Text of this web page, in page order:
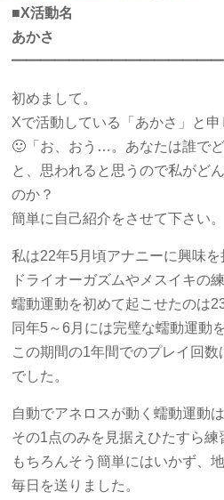
■X活動名
あかさ
初めまして。
Xで活動している「あかさ」と申
🙂「お、おう…。あなたは誰でど
と、思われると思うので私がど
のか？
簡単に自己紹介をさせて下さい。
私は22年5月頃アナニーに興味
ドライオーガズムやメスイキの
蠕動運動を初めて起こせたのは
同年5～6月には完璧な蠕動運動
この期間の1年間でのプレイ回
でした。
自動でアネロスが動く蠕動運動
その1点のみを見据えひたすら練
もちろんそう簡単にはいかず、
毎日を送りました。